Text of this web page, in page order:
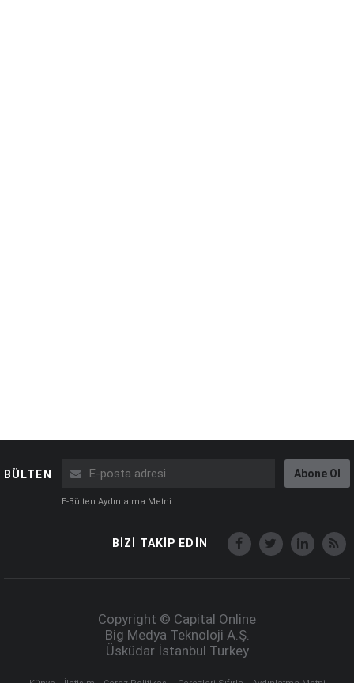
BÜLTEN Abone Ol
E-Bülten Aydınlatma Metni
BİZİ TAKİP EDİN
Copyright © Capital Online
Big Medya Teknoloji A.Ş.
Üsküdar İstanbul Turkey